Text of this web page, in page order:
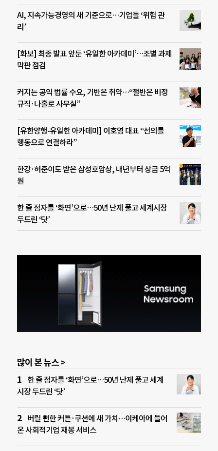
AI, 지속가능경영의 새 기준으로…기업들 ‘위험 관
리’
[화보] 최종 발표 앞둔 ‘유일한 아카데미’…조별 과제
막판 점검
커지는 공익 법률 수요, 기반은 취약…“절반은 비정
규직·나홀로 사무실”
[유한양행-유일한 아카데미] 이호영 대표 “선의를
행동으로 연결하라”
한강·허준이도 받은 삼성호암상, 내년부터 상금 5억
원
한 줄 점자를 ‘화면’으로…50년 난제 풀고 세계시장
두드린 ‘닷’
많이 본 뉴스 >
한 줄 점자를 ‘화면’으로…50년 난제 풀고 세계
시장 두드린 ‘닷’
버릴 뻔한 커튼·쿠션에 새 가치…이케아에 들어
온 사회적기업 재봉 서비스